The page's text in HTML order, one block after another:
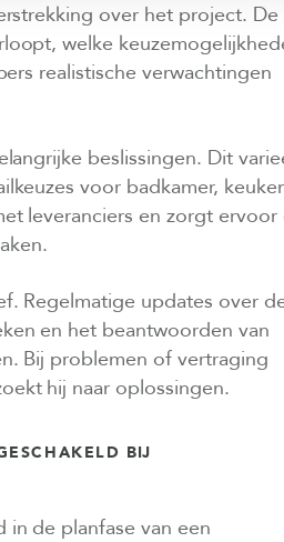
over het project. De
welke
realistische verwachtingen
beslissingen. Dit
voor badkamer,
leveranciers en zorgt ervoor
Regelmatige updates over
en het beantwoorden van
Bij problemen of vertraging
hij naar oplossingen.
BIJ
in de planfase van een